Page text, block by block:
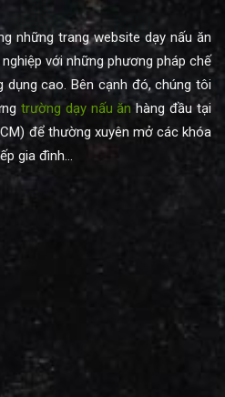
những trang website dạy nấu ăn
với những phương pháp chế
dụng cao. Bên cạnh đó, chúng tôi
trường dạy nấu ăn hàng đầu tại
để thường xuyên mở các khóa
gia đình...